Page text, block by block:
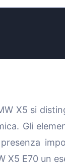
X5 si
Gli
X5 E70 un